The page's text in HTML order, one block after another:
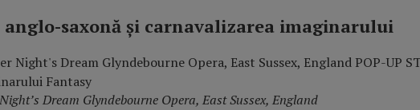
saxonă și carnavalizarea imaginarului
Dream Glyndebourne Opera, East Sussex, England